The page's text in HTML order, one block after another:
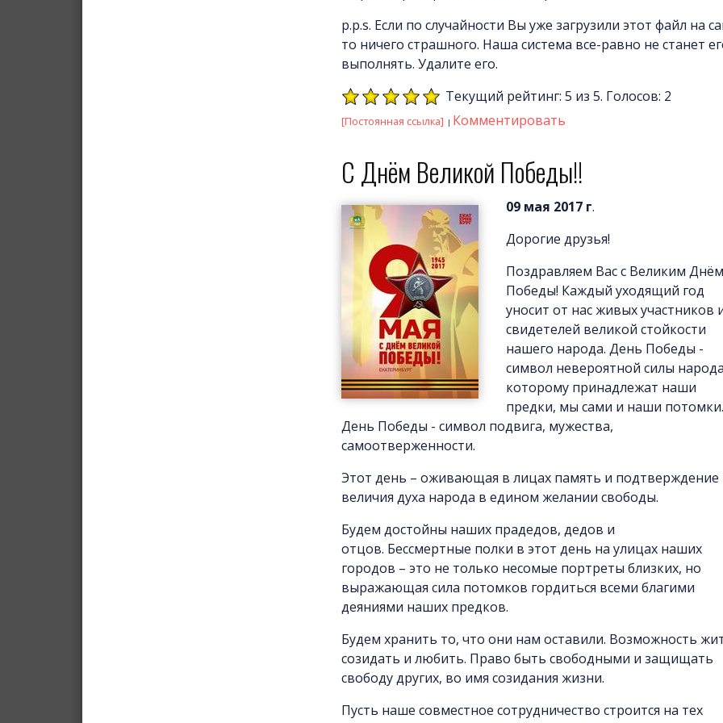
p.p.s. Если по случайности Вы уже загрузили этот файл на
то ничего страшного. Наша система все-равно не станет
выполнять. Удалите его.
Текущий рейтинг: 5 из 5. Голосов: 2
[Постоянная ссылка] Комментировать
С Днём Великой Победы!!
09 мая 2017 г.
Дорогие друзья!
Поздравляем Вас с Великим Днём
Победы! Каждый уходящий год
уносит от нас живых участников
свидетелей великой стойкости
нашего народа. День Победы -
символ невероятной силы
которому принадлежат наши
предки, мы сами и наши потомки.
День Победы - символ подвига, мужества,
самоотверженности.
Этот день – оживающая в лицах память и подтверждение
величия духа народа в едином желании свободы.
Будем достойны наших прадедов, дедов и
отцов. Бессмертные полки в этот день на улицах наших
городов – это не только несомые портреты близких, но
выражающая сила потомков гордиться всеми благими
деяниями наших предков.
Будем хранить то, что они нам оставили. Возможность
созидать и любить. Право быть свободными и защищать
свободу других, во имя созидания жизни.
Пусть наше совместное сотрудничество строится на тех